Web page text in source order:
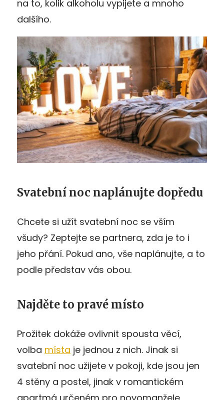
na to, kolik alkoholu vypijete a mnoho
dalšího.
Svatební noc naplánujte dopředu
Chcete si užít svatební noc se vším
všudy? Zeptejte se partnera, zda je to i
jeho přání. Pokud ano, vše naplánujte, a to
podle představ vás obou.
Najděte to pravé místo
Prožitek dokáže ovlivnit spousta věcí,
volba místa je jednou z nich. Jinak si
svatební noc užijete v pokoji, kde jsou jen
4 stěny a postel, jinak v romantickém